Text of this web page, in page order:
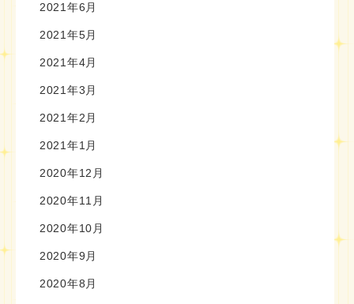
2021年6月
2021年5月
2021年4月
2021年3月
2021年2月
2021年1月
2020年12月
2020年11月
2020年10月
2020年9月
2020年8月